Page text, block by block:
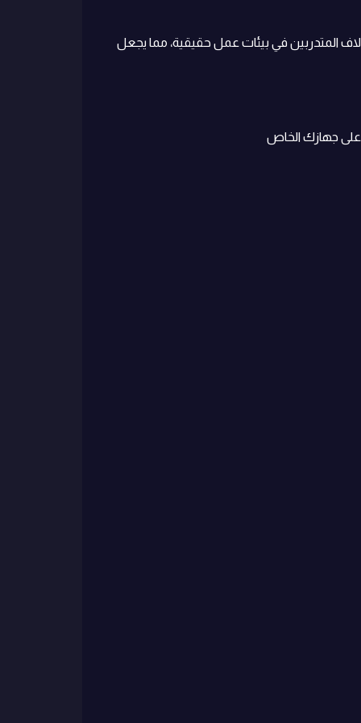
المتدربين في بيئات عمل حقيقية، مما يجعل